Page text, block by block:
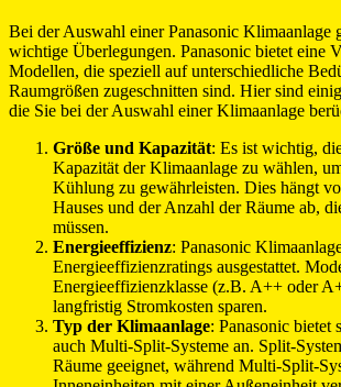
Bei der Auswahl einer Panasonic Klimaanlage
wichtige Überlegungen. Panasonic bietet eine
Modellen, die speziell auf unterschiedliche
Raumgrößen zugeschnitten sind. Hier sind
die Sie bei der Auswahl einer Klimaanlage
Größe und Kapazität: Es ist wichtig,
Kapazität der Klimaanlage zu wählen,
Kühlung zu gewährleisten. Dies hängt
Hauses und der Anzahl der Räume ab,
müssen.
Energieeffizienz: Panasonic
Energieeffizienzratings ausgestattet.
Energieeffizienzklasse (z.B. A++ oder
langfristig Stromkosten sparen.
Typ der Klimaanlage: Panasonic bietet
auch Multi-Split-Systeme an. Split-
Räume geeignet, während Multi-Split-